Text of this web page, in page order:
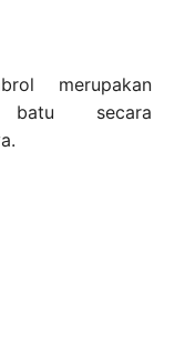
merupakan
secara